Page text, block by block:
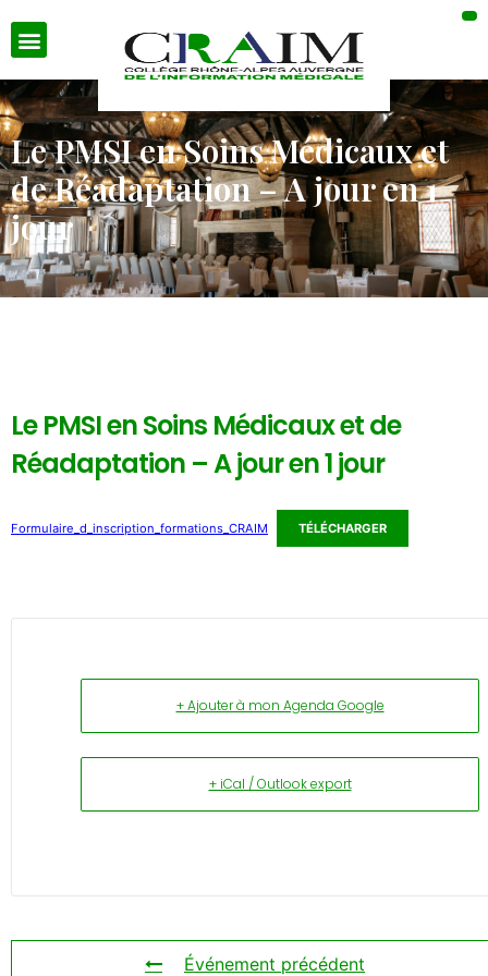
Le PMSI en Soins Médicaux et
de Réadaptation – A jour en 1
jour
Le PMSI en Soins Médicaux et de
Réadaptation – A jour en 1 jour
Formulaire_d_inscription_formations_CRAIM TÉLÉCHARGER
+ Ajouter à mon Agenda Google
+ iCal / Outlook export
Événement précédent